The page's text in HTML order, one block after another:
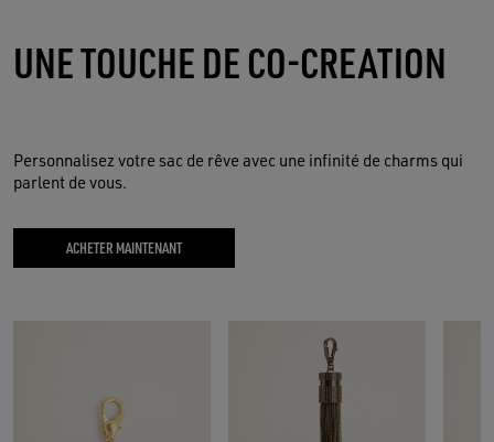
UNE TOUCHE DE CO-CREATION
Personnalisez votre sac de rêve avec une infinité de charms qui
parlent de vous.
ACHETER MAINTENANT